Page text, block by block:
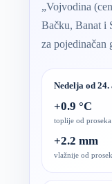
„Vojvodina
Bačku, Banat i
za pojedinačan
Nedelja od 24.
+0.9 °C
toplije od
+2.2 mm
vlažnije od